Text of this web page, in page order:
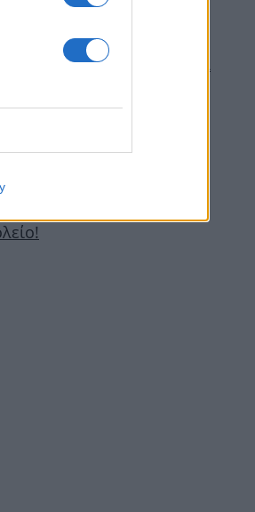
πράγμα που μπορείς να